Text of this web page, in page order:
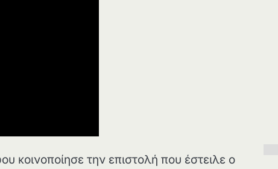
κοινοποίησε την επιστολή που έστειλε ο